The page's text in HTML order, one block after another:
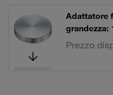
Adattatore
grandezza:
Prezzo